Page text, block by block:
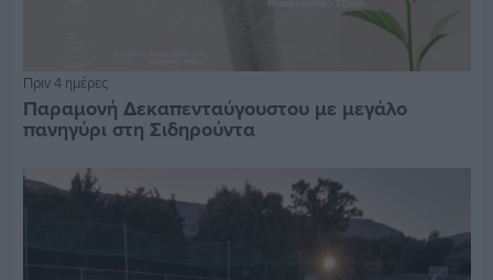
Πριν 4 ημέρες
Παραμονή Δεκαπενταύγουστου με μεγάλο
πανηγύρι στη Σιδηρούντα